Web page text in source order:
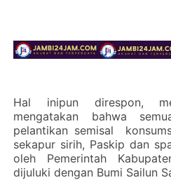
Hal inipun direspon,
mengatakan bahwa
pelantikan semisal
sekapur sirih, Paskip dan
oleh Pemerintah
dijuluki dengan Bumi Sailun